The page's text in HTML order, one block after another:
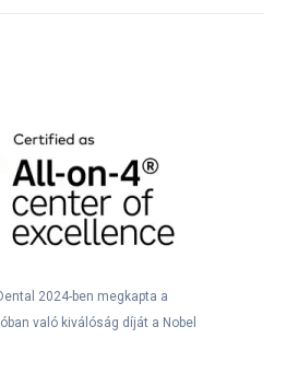
2024-ben megkapta a
való kiválóság díját a Nobel